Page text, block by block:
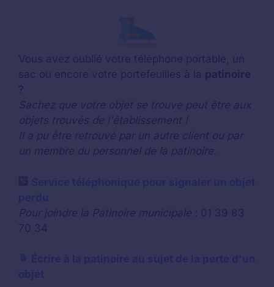
Vous avez oublié votre téléphone portable, un
sac ou encore votre portefeuilles à la patinoire
?
Sachez que votre objet se trouve peut être aux
objets trouvés de l'établissement !
Il a pu être retrouvé par un autre client ou par
un membre du personnel de la patinoire.
Pour joindre la Patinoire municipale : 01 39 83
70 34